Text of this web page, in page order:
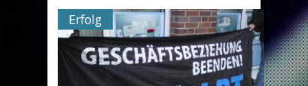
Erfolg